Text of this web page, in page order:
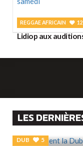
REGGAE AFRICAIN 12
Lidiop aux
LES
DUB 5